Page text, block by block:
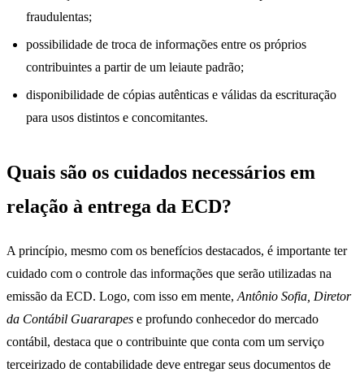
fraudulentas;
possibilidade de troca de informações entre os próprios
contribuintes a partir de um leiaute padrão;
disponibilidade de cópias autênticas e válidas da escrituração
para usos distintos e concomitantes.
Quais são os cuidados necessários em
relação à entrega da ECD?
A princípio, mesmo com os benefícios destacados, é importante ter
cuidado com o controle das informações que serão utilizadas na
emissão da ECD. Logo, com isso em mente, Antônio Sofia, Diretor
da Contábil Guararapes e profundo conhecedor do mercado
contábil, destaca que o contribuinte que conta com um serviço
terceirizado de contabilidade deve entregar seus documentos de